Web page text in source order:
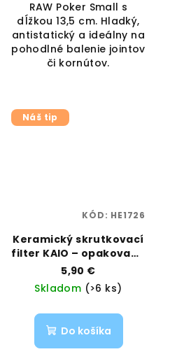
RAW Poker Small s
dĺžkou 13,5 cm. Hladký,
antistatický a ideálny na
pohodlné balenie jointov
či kornútov.
Náš tip
Keramický skrutkovací
filter KAIO – opakovane
použiteľný | Vaporama
5,90 €
Skladom (>6 ks)
Do košíka
KÓD: HE1726